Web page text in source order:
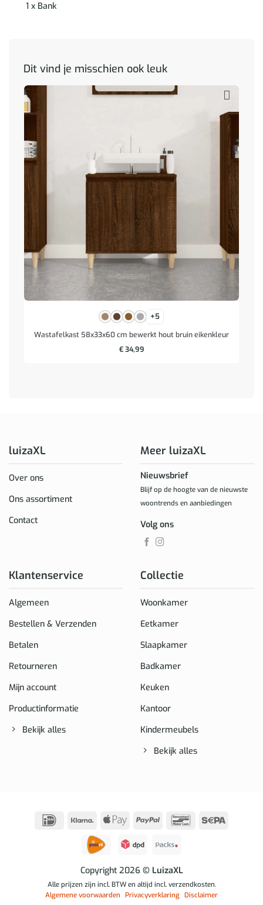
1 x Bank
Dit vind je misschien ook leuk
+5
Wastafelkast 58x33x60 cm bewerkt hout bruin eikenkleur
€34,99
luizaXL
Over ons
Ons assortiment
Contact
Klantenservice
Algemeen
Bestellen & Verzenden
Betalen
Retourneren
Mijn account
Productinformatie
Bekijk alles
Collectie
Woonkamer
Eetkamer
Slaapkamer
Badkamer
Keuken
Kantoor
Kindermeubels
Bekijk alles
Meer luizaXL
Nieuwsbrief
Blijf op de hoogte van de nieuwste
woontrends en aanbiedingen
Volg ons
IDeal Klarna
Apple
PayPal BancontactSepa
Copyright 2026 © LuizaXL
Alle prijzen zijn incl. BTW en altijd incl. verzendkosten.
Algemene voorwaarden Privacyverklaring Disclaimer